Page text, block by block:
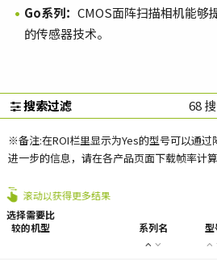
Go系列： CMOS面阵扫描相机能够
的传感器技术。
搜索过滤 68
※备注:在ROI栏里显示为Yes的型号可以通
进一步的信息，请在各产品页面下载帧率计
滚动以获得更多结果
选择需要比
较的机型
系列名 型